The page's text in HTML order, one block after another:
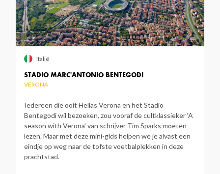
STADIO MARC'ANTONIO BENTEGODI
VERONA
Iedereen die ooit Hellas Verona en het Stadio
Bentegodi wil bezoeken, zou vooraf de cultklassieker ‘A
season with Verona’ van schrijver Tim Sparks moeten
lezen. Maar met deze mini-gids helpen we je alvast een
eindje op weg naar de tofste voetbalplekken in deze
prachtstad.
Italië